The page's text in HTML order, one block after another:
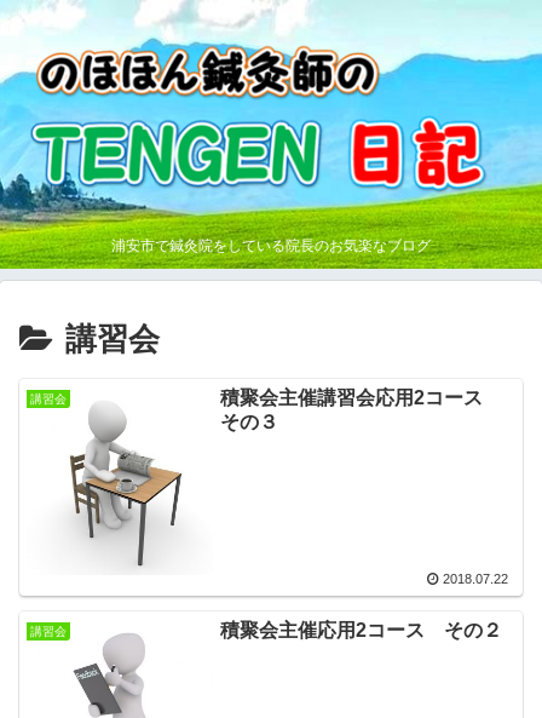
浦安市で鍼灸院をしている院長のお気楽なブログ
講習会
講習会
積聚会主催講習会応用2コース
その３
2018.07.22
講習会 積聚会主催応用2コース その２